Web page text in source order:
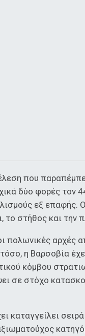
που
δύο φορές τον
εξ επαφής.
το στήθος και την
πολωνικές αρχές
η Βαρσοβία
κόμβου
σε στόχο
καταγγείλει